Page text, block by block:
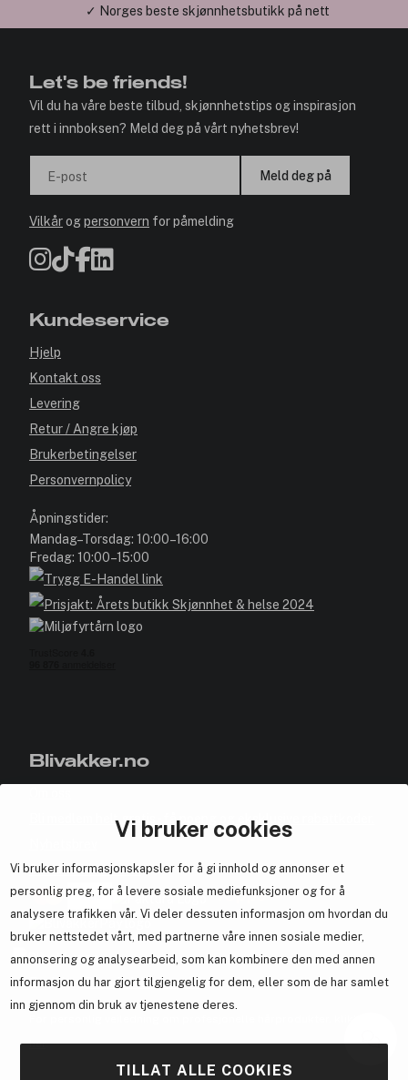
Vi bruker cookies
Vi bruker informasjonskapsler for å gi innhold og annonser et
personlig preg, for å levere sosiale mediefunksjoner og for å
analysere trafikken vår. Vi deler dessuten informasjon om hvordan du
bruker nettstedet vårt, med partnerne våre innen sosiale medier,
annonsering og analysearbeid, som kan kombinere den med annen
informasjon du har gjort tilgjengelig for dem, eller som de har samlet
inn gjennom din bruk av tjenestene deres.
TILLAT ALLE COOKIES
Let's be friends!
Vil du ha våre beste tilbud, skjønnhetstips og inspirasjon
rett i innboksen? Meld deg på vårt nyhetsbrev!
E-post Meld deg på
Vilkårogpersonvern for påmelding
Kundeservice
Hjelp
Kontakt oss
Levering
Retur / Angre kjøp
Brukerbetingelser
Personvernpolicy
Åpningstider:
Mandag–Torsdag: 10:00–16:00
Fredag: 10:00–15:00
Blivakker.no
Bli medlem helt gratis - få poeng og eksklusive rabattkoder.
Samarbeid med oss
En del avBrandsdal Group AS
her.